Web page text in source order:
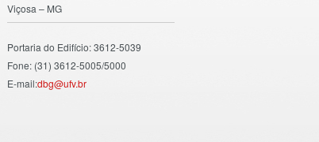
Viçosa – MG
Portaria do Edifício: 3612-5039
Fone: (31) 3612-5005/5000
E-mail:dbg@ufv.br